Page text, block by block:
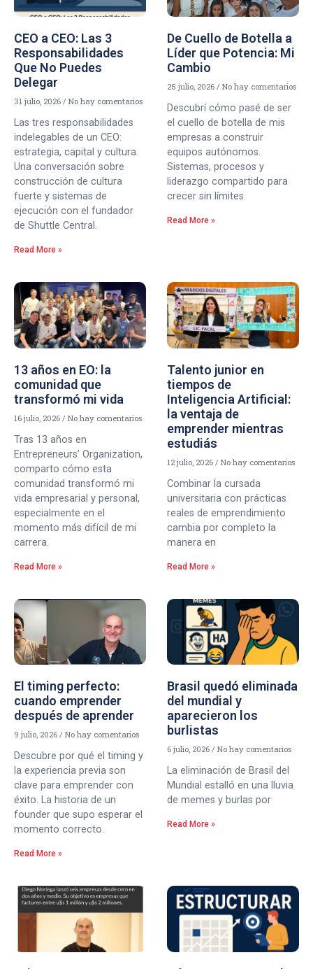
CEO a CEO: Las 3
Responsabilidades
Que No Puedes
Delegar
31 julio, 2026 No hay comentarios
Las tres responsabilidades
indelegables de un CEO:
estrategia, capital y cultura.
Una conversación sobre
construcción de cultura
fuerte y sistemas de
ejecución con el fundador
de Shuttle Central.
Read More »
De Cuello de Botella a
Líder que Potencia: Mi
Cambio
25 julio, 2026 No hay comentarios
Descubrí cómo pasé de ser
el cuello de botella de mis
empresas a construir
equipos autónomos.
Sistemas, procesos y
liderazgo compartido para
crecer sin límites.
Read More »
13 años en EO: la
comunidad que
transformó mi vida
16 julio, 2026 No hay comentarios
Tras 13 años en
Entrepreneurs’ Organization,
comparto cómo esta
comunidad transformó mi
vida empresarial y personal,
especialmente en el
momento más difícil de mi
carrera.
Read More »
Talento junior en
tiempos de
Inteligencia Artificial:
la ventaja de
emprender mientras
estudiás
12 julio, 2026 No hay comentarios
Combinar la cursada
universitaria con prácticas
reales de emprendimiento
cambia por completo la
manera en
Read More »
El timing perfecto:
cuando emprender
después de aprender
9 julio, 2026 No hay comentarios
Descubre por qué el timing y
la experiencia previa son
clave para emprender con
éxito. La historia de un
founder que supo esperar el
momento correcto.
Read More »
Brasil quedó eliminada
del mundial y
aparecieron los
burlistas
6 julio, 2026 No hay comentarios
La eliminación de Brasil del
Mundial estalló en una lluvia
de memes y burlas por
Read More »